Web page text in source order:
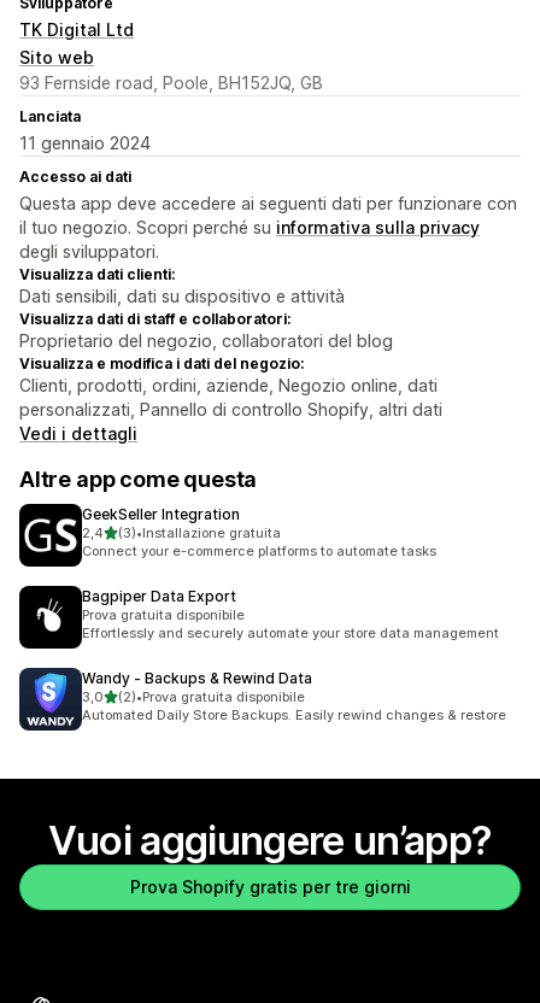
TK Digital Ltd
Sito web
93 Fernside road, Poole, BH152JQ, GB
Lanciata
11 gennaio 2024
Accesso ai dati
Questa app deve accedere ai seguenti dati per funzionare con
il tuo negozio. Scopri perché su informativa sulla privacy
degli sviluppatori.
Visualizza dati clienti:
Dati sensibili, dati su dispositivo e attività
Visualizza dati di staff e collaboratori:
Proprietario del negozio, collaboratori del blog
Visualizza e modifica i dati del negozio:
Clienti, prodotti, ordini, aziende, Negozio online, dati
personalizzati, Pannello di controllo Shopify, altri dati
Vedi i dettagli
Altre app come questa
GeekSeller Integration
2,4stelle su 5
(3)
3 recensioni totali
•Installazione gratuita
Connect your e-commerce platforms to automate tasks
Bagpiper Data Export
Prova gratuita disponibile
Effortlessly and securely automate your store data management
Wandy ‑ Backups & Rewind Data
3,0stelle su 5
(2)
2 recensioni totali
•Prova gratuita disponibile
Automated Daily Store Backups. Easily rewind changes & restore
Vuoi aggiungere un’app?
Prova Shopify gratis per tre giorni